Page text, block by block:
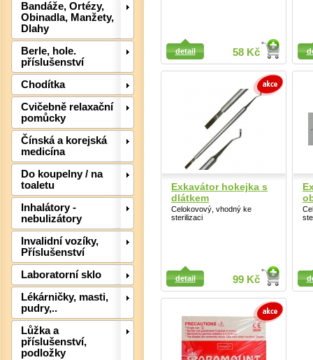
Bandáže, Ortézy,
Obinadla, Manžety,
Dlahy
Berle, hole.
příslušenství
Chodítka
Cvičebně relaxační
pomůcky
Čínská a korejská
medicína
Do koupelny / na
toaletu
Inhalátory -
nebulizátory
Invalidní vozíky,
Příslušenství
Laboratorní sklo
Lékárničky, masti,
pudry,..
Lůžka a
příslušenství,
podložky
58 Kč
detail
Detail
Detail
Exkavátor hokejka s
dlátkem
Celokovový, vhodný ke
sterilizaci
99 Kč
detail
Detail
Detail